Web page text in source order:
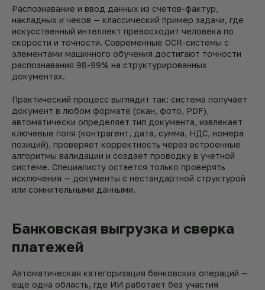
Распознавание и ввод данных из счетов-фактур,
накладных и чеков — классический пример задачи, где
искусственный интеллект превосходит человека по
скорости и точности. Современные OCR-системы с
элементами машинного обучения достигают точности
распознавания 98-99% на структурированных
документах.
Практический процесс выглядит так: система получает
документ в любом формате (скан, фото, PDF),
автоматически определяет тип документа, извлекает
ключевые поля (контрагент, дата, сумма, НДС, номера
позиций), проверяет корректность через встроенные
алгоритмы валидации и создает проводку в учетной
системе. Специалисту остается только проверять
исключения — документы с нестандартной структурой
или сомнительными данными.
Банковская выгрузка и сверка
платежей
Автоматическая категоризация банковских операций —
еще одна область, где ИИ работает без участия